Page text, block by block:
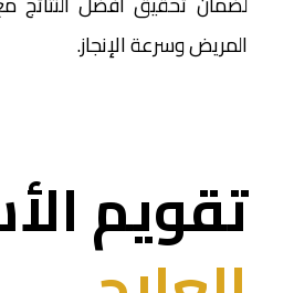
المريض وسرعة الإنجاز.
تقويم